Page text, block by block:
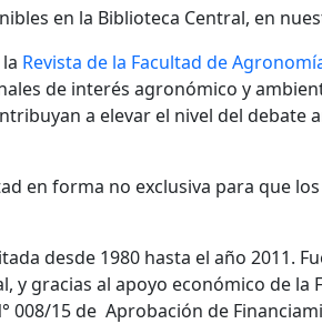
en la Biblioteca Central, en
Revista de la Facultad de
de interés agronómico y
a elevar el nivel del
en forma no exclusiva para que
desde 1980 hasta el año 2011.
y gracias al apoyo económico de
008/15 de Aprobación de